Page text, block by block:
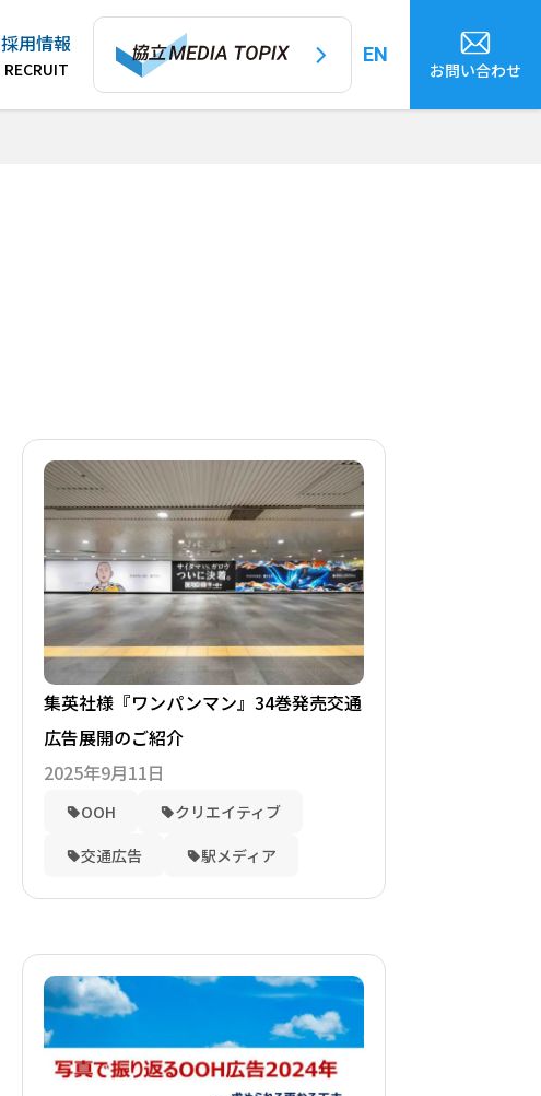
採用情報 EN
お問い合わせ
集英社様『ワンパンマン』34巻発売交通
広告展開のご紹介
2025年9月11日
OOH
クリエイティブ
交通広告
駅メディア